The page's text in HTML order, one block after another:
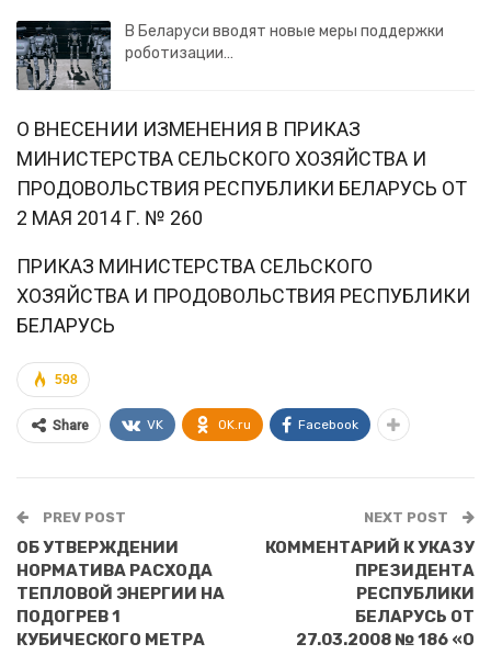
В Беларуси вводят новые меры поддержки
роботизации…
О ВНЕСЕНИИ ИЗМЕНЕНИЯ В ПРИКАЗ
МИНИСТЕРСТВА СЕЛЬСКОГО ХОЗЯЙСТВА И
ПРОДОВОЛЬСТВИЯ РЕСПУБЛИКИ БЕЛАРУСЬ ОТ
2 МАЯ 2014 Г. № 260
ПРИКАЗ МИНИСТЕРСТВА СЕЛЬСКОГО
ХОЗЯЙСТВА И ПРОДОВОЛЬСТВИЯ РЕСПУБЛИКИ
БЕЛАРУСЬ
598
Share VK OK.ru Facebook
PREV POST
ОБ УТВЕРЖДЕНИИ
НОРМАТИВА РАСХОДА
ТЕПЛОВОЙ ЭНЕРГИИ НА
ПОДОГРЕВ 1
КУБИЧЕСКОГО МЕТРА
NEXT POST
КОММЕНТАРИЙ К УКАЗУ
ПРЕЗИДЕНТА
РЕСПУБЛИКИ
БЕЛАРУСЬ ОТ
27.03.2008 № 186 «О